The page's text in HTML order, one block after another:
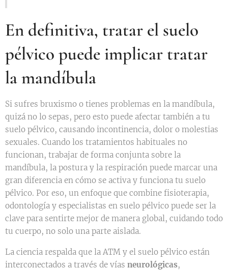
En definitiva, tratar el suelo
pélvico puede implicar tratar
la mandíbula
Si sufres bruxismo o tienes problemas en la mandíbula,
quizá no lo sepas, pero esto puede afectar también a tu
suelo pélvico, causando incontinencia, dolor o molestias
sexuales. Cuando los tratamientos habituales no
funcionan, trabajar de forma conjunta sobre la
mandíbula, la postura y la respiración puede marcar una
gran diferencia en cómo se activa y funciona tu suelo
pélvico. Por eso, un enfoque que combine fisioterapia,
odontología y especialistas en suelo pélvico puede ser la
clave para sentirte mejor de manera global, cuidando todo
tu cuerpo, no solo una parte aislada.
La ciencia respalda que la ATM y el suelo pélvico están
interconectados a través de vías neurológicas,